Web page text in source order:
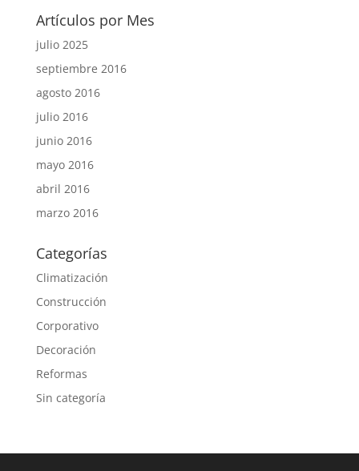
Artículos por Mes
julio 2025
septiembre 2016
agosto 2016
julio 2016
junio 2016
mayo 2016
abril 2016
marzo 2016
Categorías
Climatización
Construcción
Corporativo
Decoración
Reformas
Sin categoría